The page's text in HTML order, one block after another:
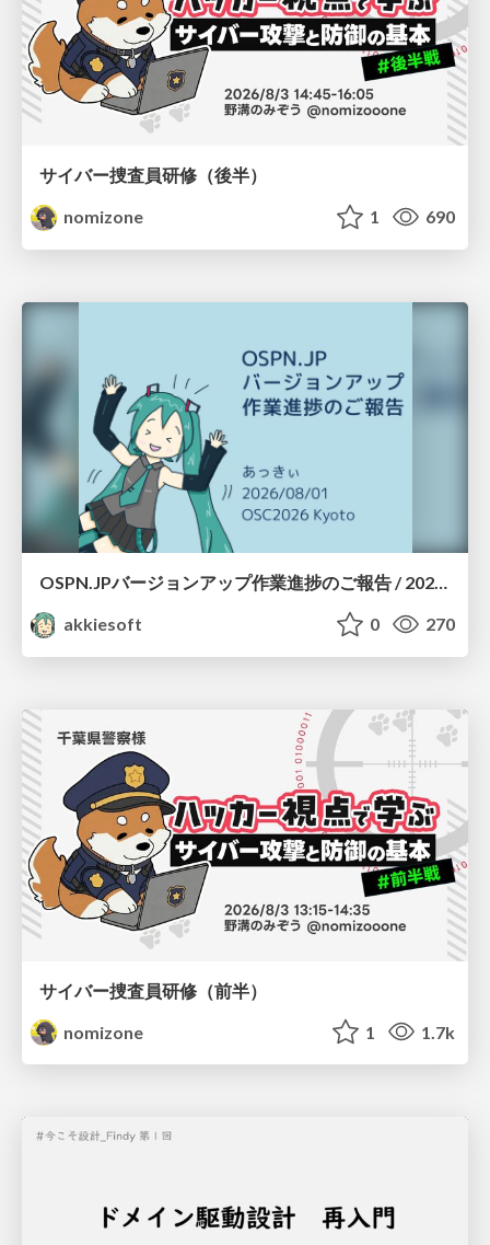
サイバー捜査員研修（後半）
nomizone
1 690
OSPN.JPバージョンアップ作業進捗のご報告 / 20260801-osc26kyoto
akkiesoft
0 270
サイバー捜査員研修（前半）
nomizone
1 1.7k